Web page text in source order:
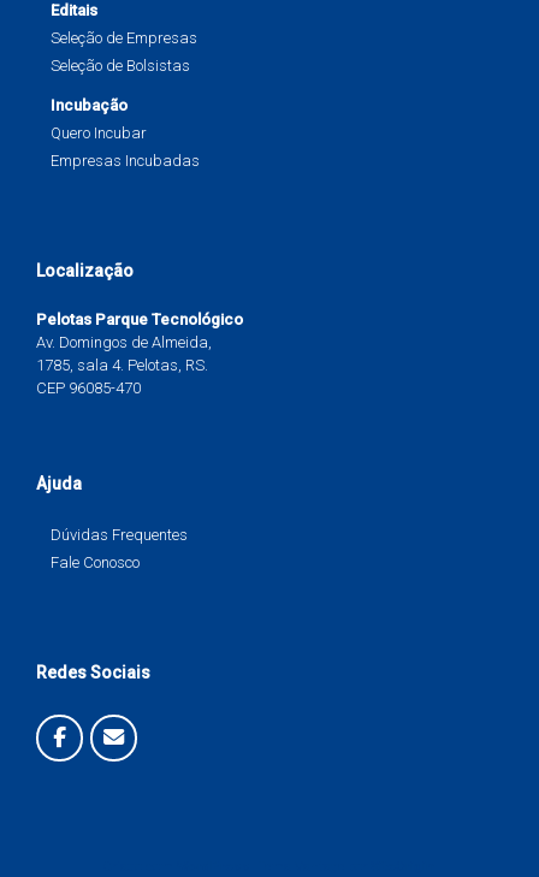
Editais
Seleção de Empresas
Seleção de Bolsistas
Incubação
Quero Incubar
Empresas Incubadas
Localização
Pelotas Parque Tecnológico
Av. Domingos de Almeida,
1785, sala 4. Pelotas, RS.
CEP 96085-470
Ajuda
Dúvidas Frequentes
Fale Conosco
Redes Sociais